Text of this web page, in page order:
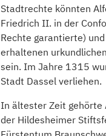
Stadtrechte könnten
Friedrich II. in der
Rechte garantierte)
erhaltenen
sein. Im Jahre 1315
Stadt Dassel verliehen.
In ältester Zeit gehörte
der Hildesheimer